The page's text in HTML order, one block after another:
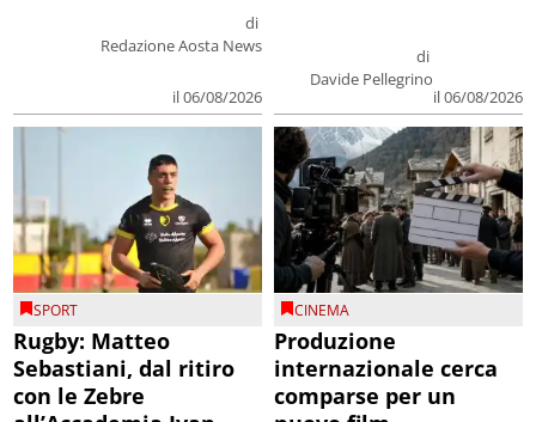
di
Redazione Aosta News
il 06/08/2026
di
Davide Pellegrino
il 06/08/2026
SPORT
Rugby: Matteo
Sebastiani, dal ritiro
con le Zebre
CINEMA
Produzione
internazionale cerca
comparse per un